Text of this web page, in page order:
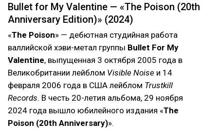
Bullet for My Valentine — «The Poison (20th
Anniversary Edition)» (2024)
«The Poison» — дебютная студийная работа
валлийской хэви-метал группы Bullet For My
Valentine, выпущенная 3 октября 2005 года в
Великобритании лейблом Visible Noise и 14
февраля 2006 года в США лейблом Trustkill
Records. В честь 20-летия альбома, 29 ноября
2024 года вышло юбилейного издания «The
Poison (20th Anniversary)».